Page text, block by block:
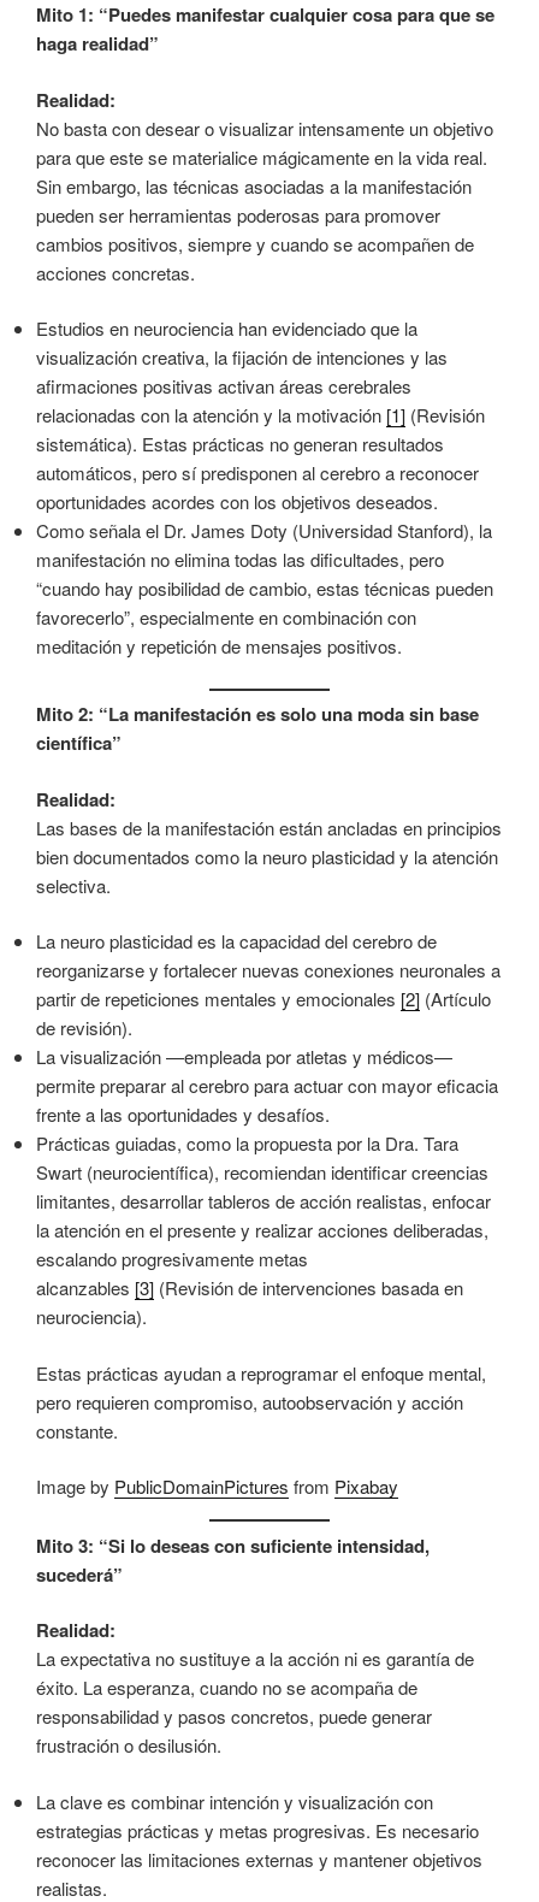
Mito 1: “Puedes manifestar cualquier cosa para que se
haga realidad”
Realidad:
No basta con desear o visualizar intensamente un objetivo
para que este se materialice mágicamente en la vida real.
Sin embargo, las técnicas asociadas a la manifestación
pueden ser herramientas poderosas para promover
cambios positivos, siempre y cuando se acompañen de
acciones concretas.
Estudios en neurociencia han evidenciado que la
visualización creativa, la fijación de intenciones y las
afirmaciones positivas activan áreas cerebrales
relacionadas con la atención y la motivación [1] (Revisión
sistemática). Estas prácticas no generan resultados
automáticos, pero sí predisponen al cerebro a reconocer
oportunidades acordes con los objetivos deseados.
Como señala el Dr. James Doty (Universidad Stanford), la
manifestación no elimina todas las dificultades, pero
“cuando hay posibilidad de cambio, estas técnicas pueden
favorecerlo”, especialmente en combinación con
meditación y repetición de mensajes positivos.
Mito 2: “La manifestación es solo una moda sin base
científica”
Realidad:
Las bases de la manifestación están ancladas en principios
bien documentados como la neuro plasticidad y la atención
selectiva.
La neuro plasticidad es la capacidad del cerebro de
reorganizarse y fortalecer nuevas conexiones neuronales a
partir de repeticiones mentales y emocionales [2] (Artículo
de revisión).
La visualización —empleada por atletas y médicos—
permite preparar al cerebro para actuar con mayor eficacia
frente a las oportunidades y desafíos.
Prácticas guiadas, como la propuesta por la Dra. Tara
Swart (neurocientífica), recomiendan identificar creencias
limitantes, desarrollar tableros de acción realistas, enfocar
la atención en el presente y realizar acciones deliberadas,
escalando progresivamente metas
alcanzables [3] (Revisión de intervenciones basada en
neurociencia).
Estas prácticas ayudan a reprogramar el enfoque mental,
pero requieren compromiso, autoobservación y acción
constante.
Image by PublicDomainPictures from Pixabay
Mito 3: “Si lo deseas con suficiente intensidad,
sucederá”
Realidad:
La expectativa no sustituye a la acción ni es garantía de
éxito. La esperanza, cuando no se acompaña de
responsabilidad y pasos concretos, puede generar
frustración o desilusión.
La clave es combinar intención y visualización con
estrategias prácticas y metas progresivas. Es necesario
reconocer las limitaciones externas y mantener objetivos
realistas.